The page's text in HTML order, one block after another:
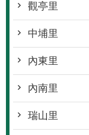
觀亭里
中埔里
內東里
內南里
瑞山里